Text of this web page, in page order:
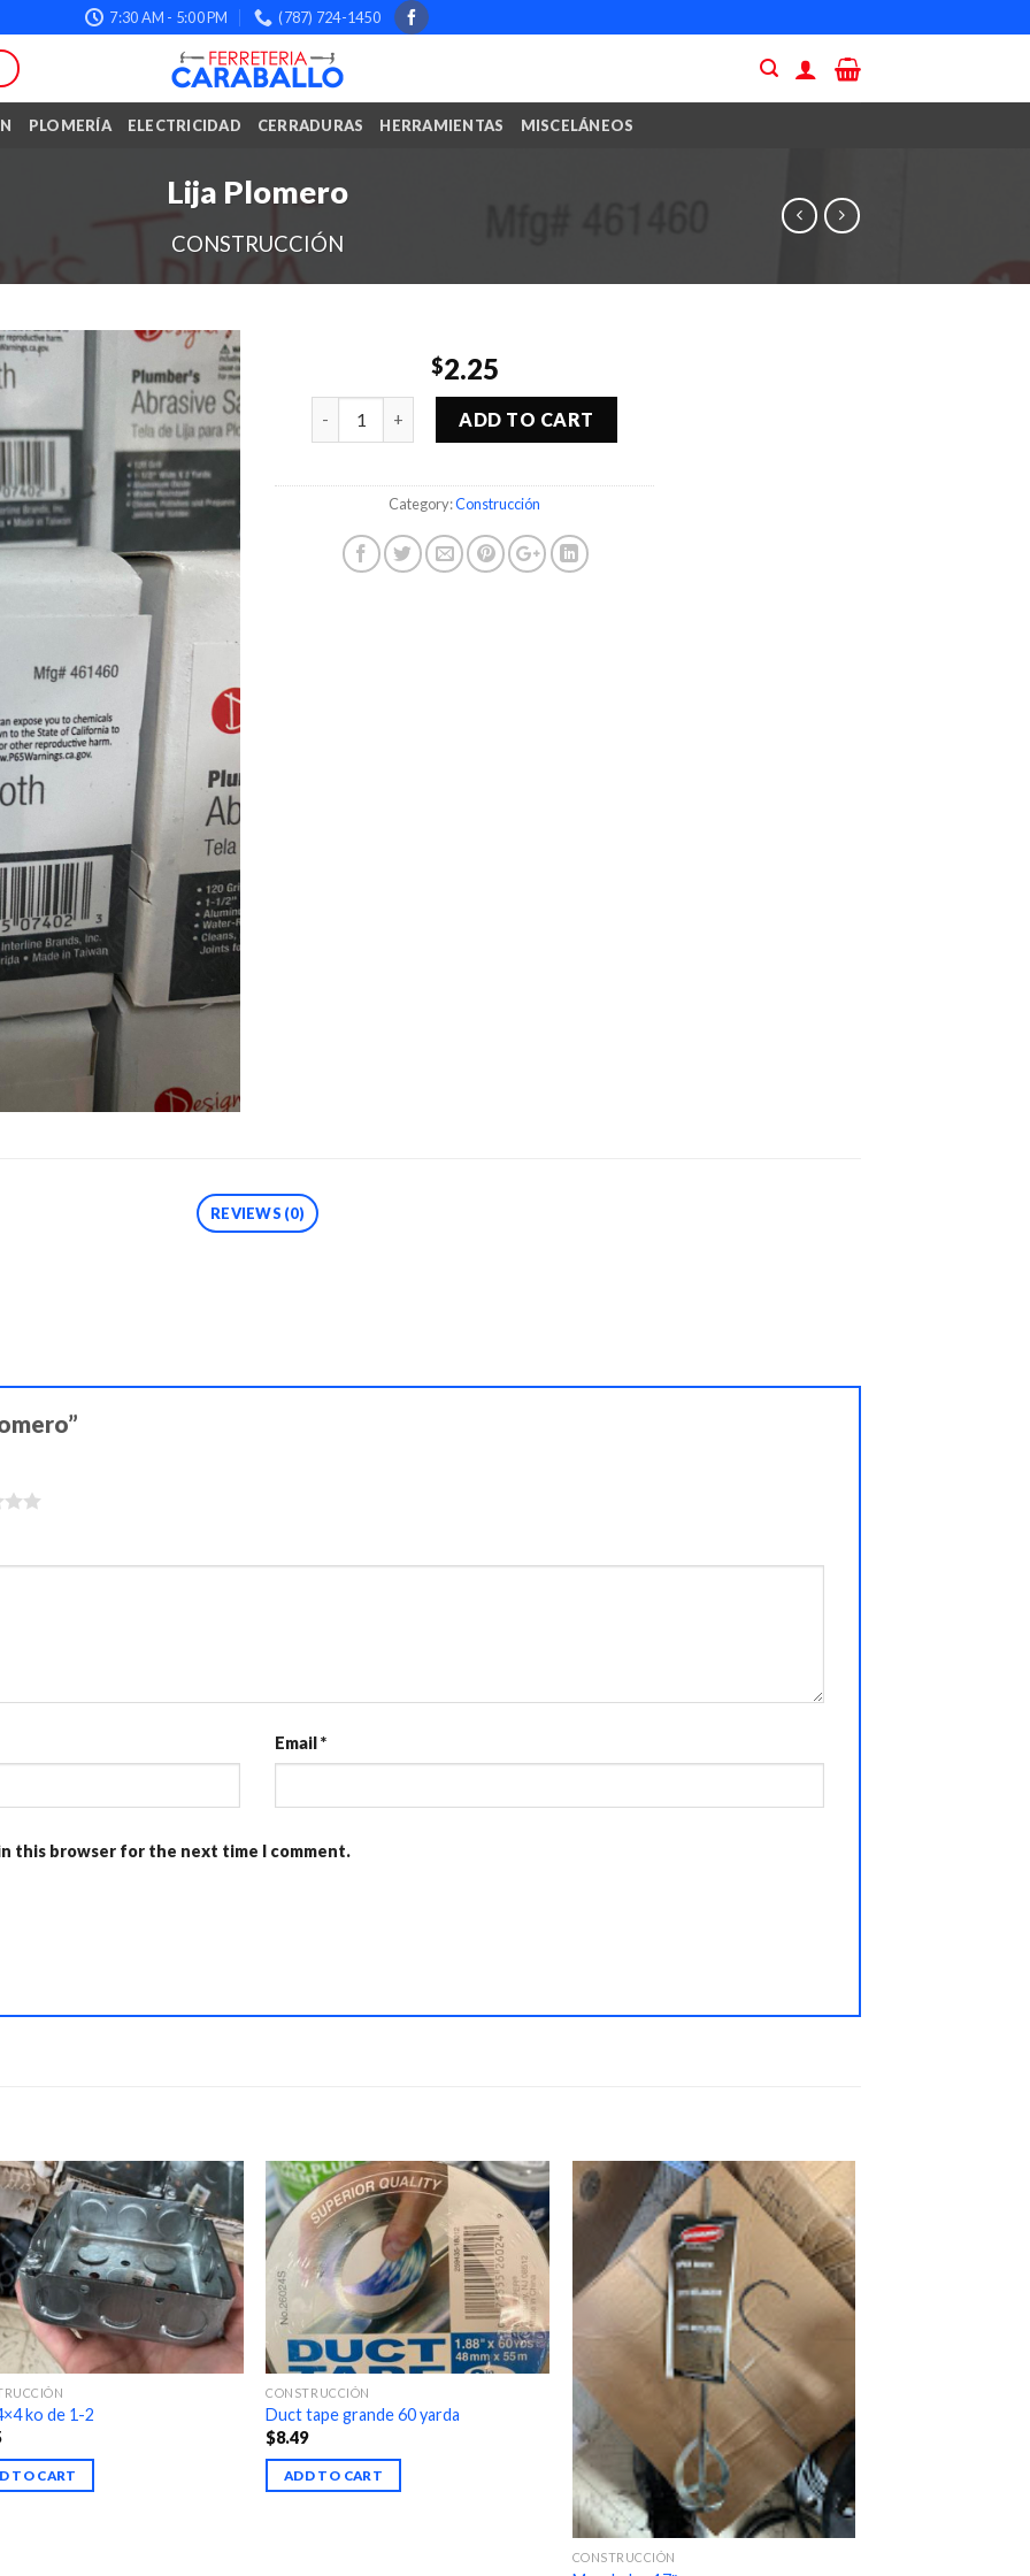
7:30 AM - 5:00 PM (787) 724-1450
PLOMERÍA ELECTRICIDAD CERRADURAS HERRAMIENTAS MISCELÁNEOS
Lija Plomero
CONSTRUCCIÓN
$2.25
ADD TO CART
Category:Construcción
REVIEWS (0)
Email*
this browser for the next time I comment.
ko de 1-2
TO CART
CONSTRUCCIÓN
Duct tape grande 60 yarda
$8.49
ADD TO CART
CONSTRUCCIÓN